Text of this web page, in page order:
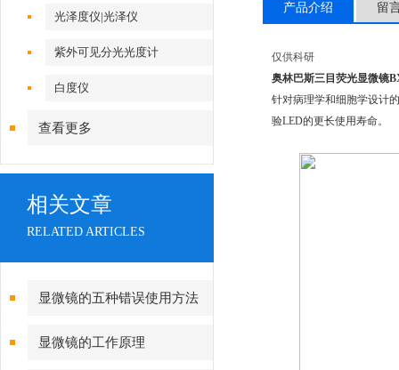
光泽度仪|光泽仪
紫外可见分光光度计
白度仪
查看更多
相关文章
RELATED ARTICLES
显微镜的五种错误使用方法
显微镜的工作原理
产品介绍 留
仅供科研
奥林巴斯三目荧光显微镜
针对病理学和细胞学设计
验LED的更长使用寿命。